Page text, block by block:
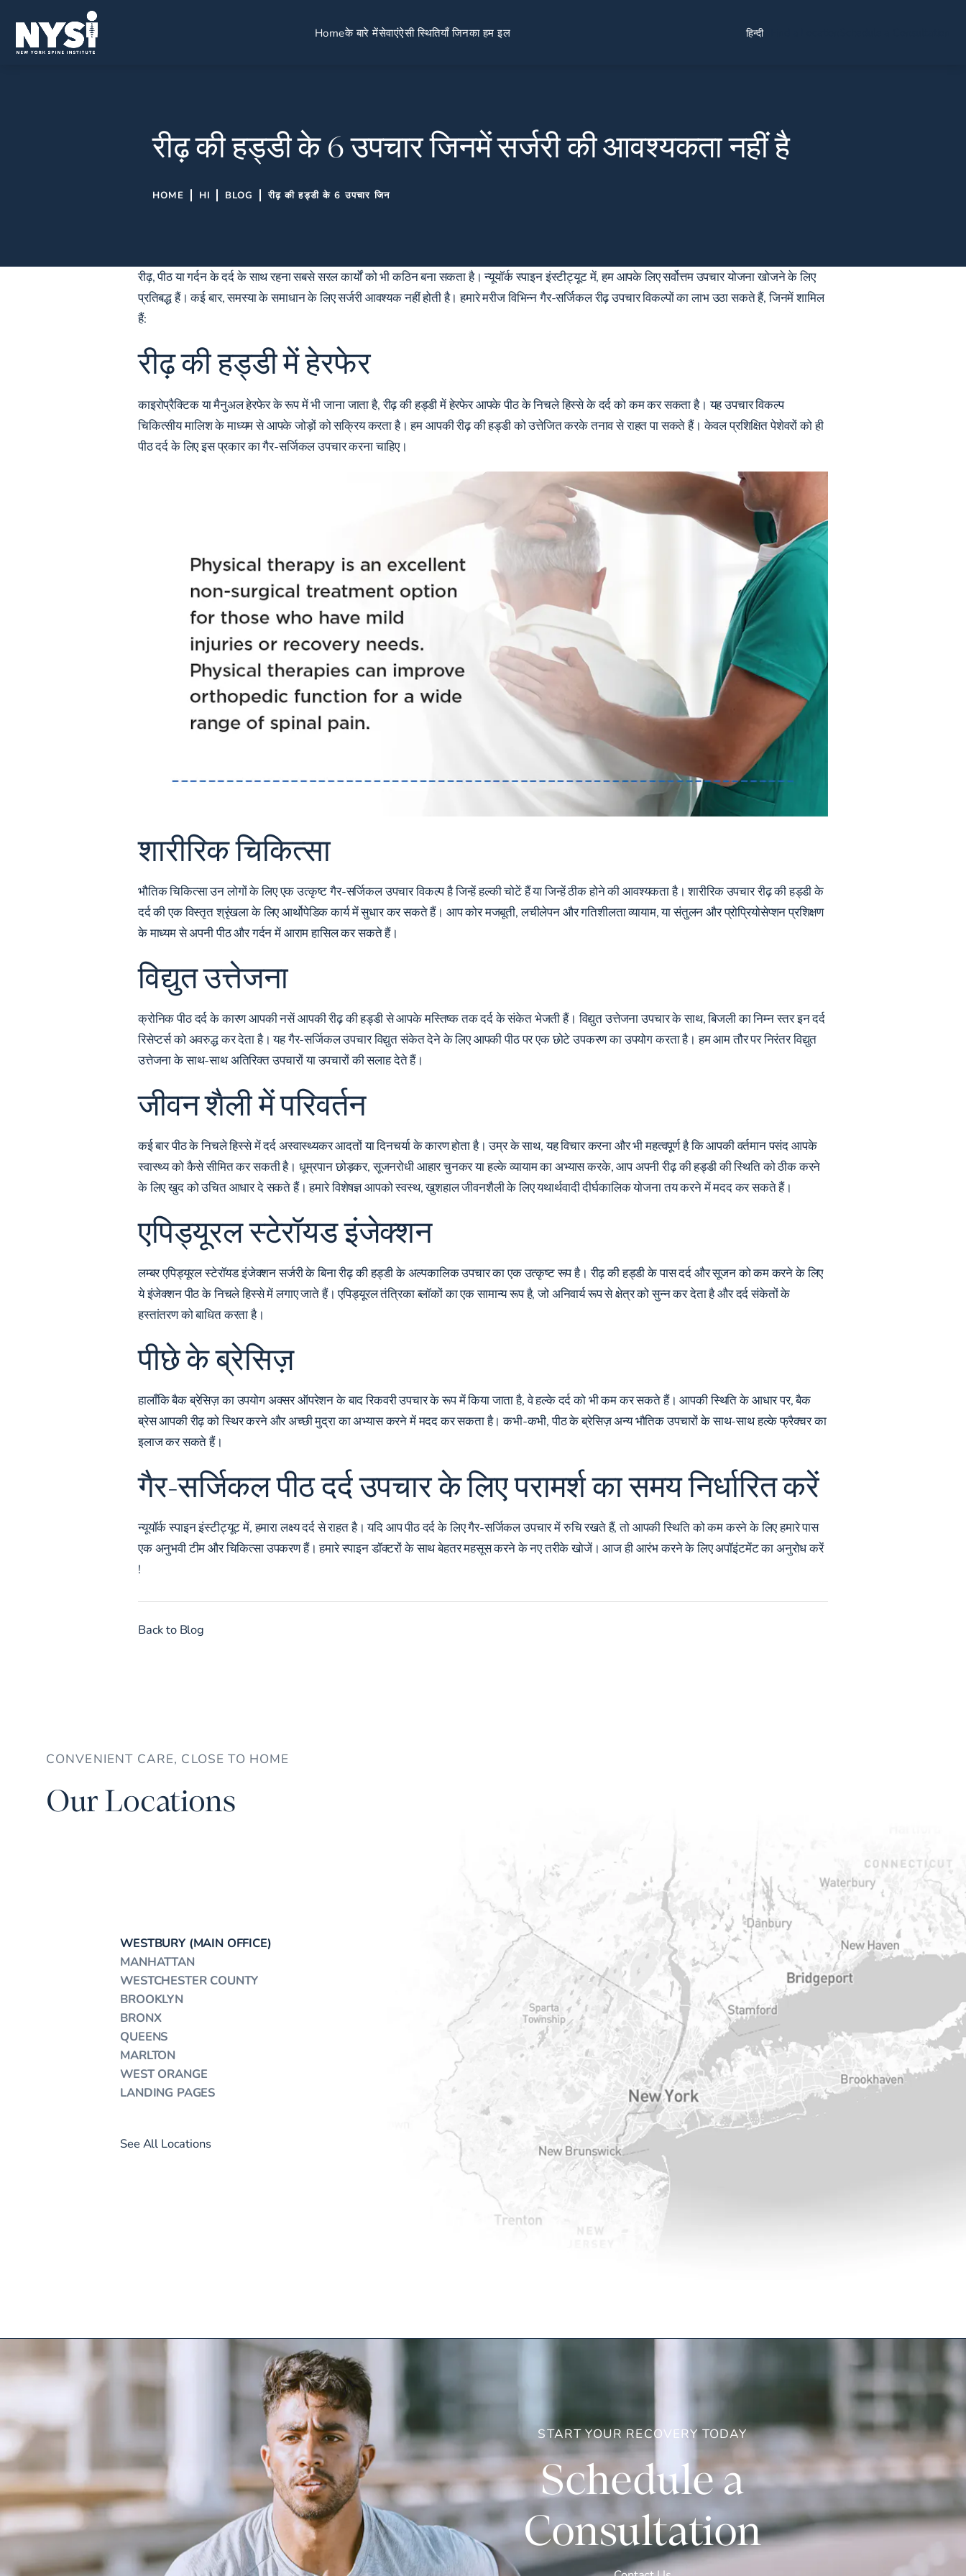
Homeके बारे मेंसेवाएंऐसी स्थितियाँ जिनका हम इल हिन्दी
रीढ़ की हड्डी के 6 उपचार जिनमें सर्जरी की आवश्यकता नहीं है
HOME HI BLOG रीढ़ की हड्डी के 6 उपचार जिन
रीढ़, पीठ या गर्दन के दर्द के साथ रहना सबसे सरल कार्यों को भी कठिन बना सकता है। न्यूयॉर्क स्पाइन इंस्टीट्यूट में, हम आपके लिए सर्वोत्तम उपचार योजना खोजने के लिए
प्रतिबद्ध हैं। कई बार, समस्या के समाधान के लिए सर्जरी आवश्यक नहीं होती है। हमारे मरीज विभिन्न गैर-सर्जिकल रीढ़ उपचार विकल्पों का लाभ उठा सकते हैं, जिनमें शामिल
हैं:
रीढ़ की हड्डी में हेरफेर
काइरोप्रैक्टिक या मैनुअल हेरफेर के रूप में भी जाना जाता है, रीढ़ की हड्डी में हेरफेर आपके पीठ के निचले हिस्से के दर्द को कम कर सकता है। यह उपचार विकल्प
चिकित्सीय मालिश के माध्यम से आपके जोड़ों को सक्रिय करता है। हम आपकी रीढ़ की हड्डी को उत्तेजित करके तनाव से राहत पा सकते हैं। केवल प्रशिक्षित पेशेवरों को ही
पीठ दर्द के लिए इस प्रकार का गैर-सर्जिकल उपचार करना चाहिए।
शारीरिक चिकित्सा
भौतिक चिकित्साउन लोगों के लिए एक उत्कृष्ट गैर-सर्जिकल उपचार विकल्प है जिन्हें हल्की चोटें हैं या जिन्हें ठीक होने की आवश्यकता है। शारीरिक उपचार रीढ़ की हड्डी के
दर्द की एक विस्तृत श्रृंखला के लिए आर्थोपेडिक कार्य में सुधार कर सकते हैं। आप कोर मजबूती, लचीलेपन और गतिशीलता व्यायाम, या संतुलन और प्रोप्रियोसेप्शन प्रशिक्षण
के माध्यम से अपनी पीठ और गर्दन में आराम हासिल कर सकते हैं।
विद्युत उत्तेजना
क्रोनिक पीठ दर्द के कारण आपकी नसें आपकी रीढ़ की हड्डी से आपके मस्तिष्क तक दर्द के संकेत भेजती हैं। विद्युत उत्तेजना उपचार के साथ, बिजली का निम्न स्तर इन दर्द
रिसेप्टर्स को अवरुद्ध कर देता है। यह गैर-सर्जिकल उपचार विद्युत संकेत देने के लिए आपकी पीठ पर एक छोटे उपकरण का उपयोग करता है। हम आम तौर पर निरंतर विद्युत
उत्तेजना के साथ-साथ अतिरिक्त उपचारों या उपचारों की सलाह देते हैं।
जीवन शैली में परिवर्तन
कई बार पीठ के निचले हिस्से में दर्द अस्वास्थ्यकर आदतों या दिनचर्या के कारण होता है। उम्र के साथ, यह विचार करना और भी महत्वपूर्ण है कि आपकी वर्तमान पसंद आपके
स्वास्थ्य को कैसे सीमित कर सकती है। धूम्रपान छोड़कर, सूजनरोधी आहार चुनकर या हल्के व्यायाम का अभ्यास करके, आप अपनी रीढ़ की हड्डी की स्थिति को ठीक करने
के लिए खुद को उचित आधार दे सकते हैं। हमारे विशेषज्ञ आपको स्वस्थ, खुशहाल जीवनशैली के लिए यथार्थवादी दीर्घकालिक योजना तय करने में मदद कर सकते हैं।
एपिड्यूरल स्टेरॉयड इंजेक्शन
लम्बर एपिड्यूरल स्टेरॉयड इंजेक्शनसर्जरी के बिना रीढ़ की हड्डी के अल्पकालिक उपचार का एक उत्कृष्ट रूप है। रीढ़ की हड्डी के पास दर्द और सूजन को कम करने के लिए
ये इंजेक्शन पीठ के निचले हिस्से में लगाए जाते हैं। एपिड्यूरल तंत्रिका ब्लॉकों का एक सामान्य रूप है, जो अनिवार्य रूप से क्षेत्र को सुन्न कर देता है और दर्द संकेतों के
हस्तांतरण को बाधित करता है।
पीछे के ब्रेसिज़
हालाँकि बैक ब्रेसिज़ का उपयोग अक्सरऑपरेशन के बाद रिकवरी उपचारके रूप में किया जाता है, वे हल्के दर्द को भी कम कर सकते हैं। आपकी स्थिति के आधार पर, बैक
ब्रेस आपकी रीढ़ को स्थिर करने और अच्छी मुद्रा का अभ्यास करने में मदद कर सकता है। कभी-कभी, पीठ के ब्रेसिज़ अन्य भौतिक उपचारों के साथ-साथ हल्के फ्रैक्चर का
इलाज कर सकते हैं।
गैर-सर्जिकल पीठ दर्द उपचार के लिए परामर्श का समय निर्धारित करें
न्यूयॉर्क स्पाइन इंस्टीट्यूट में, हमारा लक्ष्य दर्द से राहत है। यदि आप पीठ दर्द के लिए गैर-सर्जिकल उपचार में रुचि रखते हैं, तो आपकी स्थिति को कम करने के लिए हमारे पास
एकअनुभवी टीमऔर चिकित्सा उपकरण हैं। हमारे स्पाइन डॉक्टरों के साथ बेहतर महसूस करने के नए तरीके खोजें। आज ही आरंभ करने के लिएअपॉइंटमेंट का अनुरोध करें
!
Back to Blog
CONVENIENT CARE, CLOSE TO HOME
Our Locations
WESTBURY (MAIN OFFICE)
MANHATTAN
WESTCHESTER COUNTY
BROOKLYN
BRONX
QUEENS
MARLTON
WEST ORANGE
LANDING PAGES
See All Locations
START YOUR RECOVERY TODAY
Schedule a
Consultation